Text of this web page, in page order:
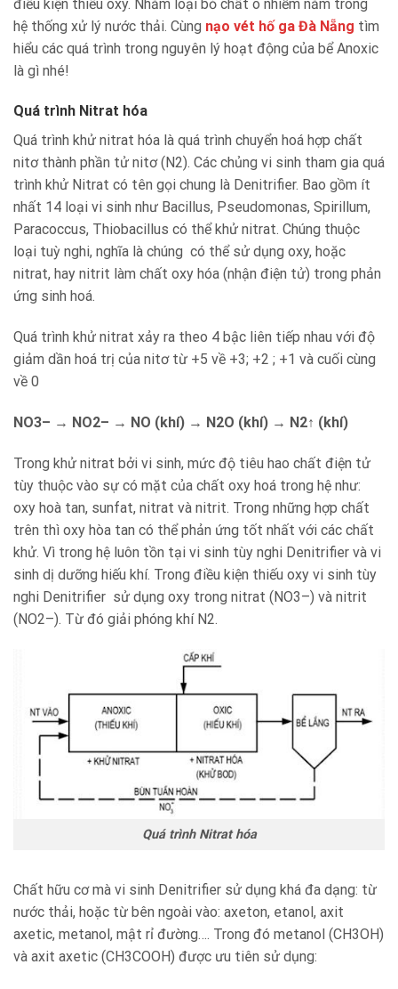
điều kiện thiếu oxy. Nhằm loại bỏ chất ô nhiễm nằm trong
hệ thống xử lý nước thải. Cùng nạo vét hố ga Đà Nẵng tìm
hiểu các quá trình trong nguyên lý hoạt động của bể Anoxic
là gì nhé!
Quá trình Nitrat hóa
Quá trình khử nitrat hóa là quá trình chuyển hoá hợp chất
nitơ thành phần tử nitơ (N2). Các chủng vi sinh tham gia quá
trình khử Nitrat có tên gọi chung là Denitrifier. Bao gồm ít
nhất 14 loại vi sinh như Bacillus, Pseudomonas, Spirillum,
Paracoccus, Thiobacillus có thể khử nitrat. Chúng thuộc
loại tuỳ nghi, nghĩa là chúng có thể sử dụng oxy, hoặc
nitrat, hay nitrit làm chất oxy hóa (nhận điện tử) trong phản
ứng sinh hoá.
Quá trình khử nitrat xảy ra theo 4 bậc liên tiếp nhau với độ
giảm dần hoá trị của nitơ từ +5 về +3; +2 ; +1 và cuối cùng
về 0
NO3– → NO2– → NO (khí) → N2O (khí) → N2↑ (khí)
Trong khử nitrat bởi vi sinh, mức độ tiêu hao chất điện tử
tùy thuộc vào sự có mặt của chất oxy hoá trong hệ như:
oxy hoà tan, sunfat, nitrat và nitrit. Trong những hợp chất
trên thì oxy hòa tan có thể phản ứng tốt nhất với các chất
khử. Vì trong hệ luôn tồn tại vi sinh tùy nghi Denitrifier và vi
sinh dị dưỡng hiếu khí. Trong điều kiện thiếu oxy vi sinh tùy
nghi Denitrifier sử dụng oxy trong nitrat (NO3–) và nitrit
(NO2–). Từ đó giải phóng khí N2.
Quá trình Nitrat hóa
Chất hữu cơ mà vi sinh Denitrifier sử dụng khá đa dạng: từ
nước thải, hoặc từ bên ngoài vào: axeton, etanol, axit
axetic, metanol, mật rỉ đường…. Trong đó metanol (CH3OH)
và axit axetic (CH3COOH) được ưu tiên sử dụng: